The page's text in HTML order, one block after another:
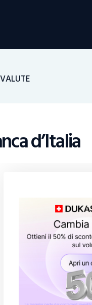
d’Italia